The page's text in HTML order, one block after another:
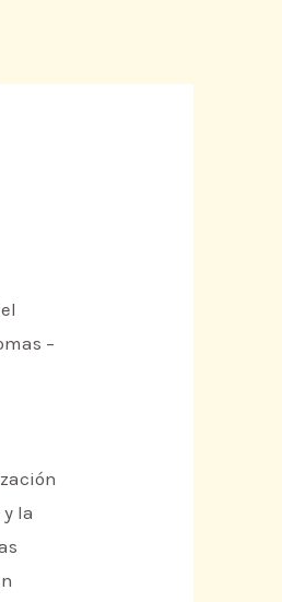
–
la